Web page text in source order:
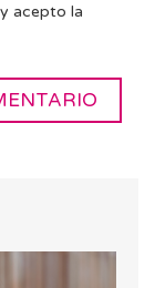
acepto la